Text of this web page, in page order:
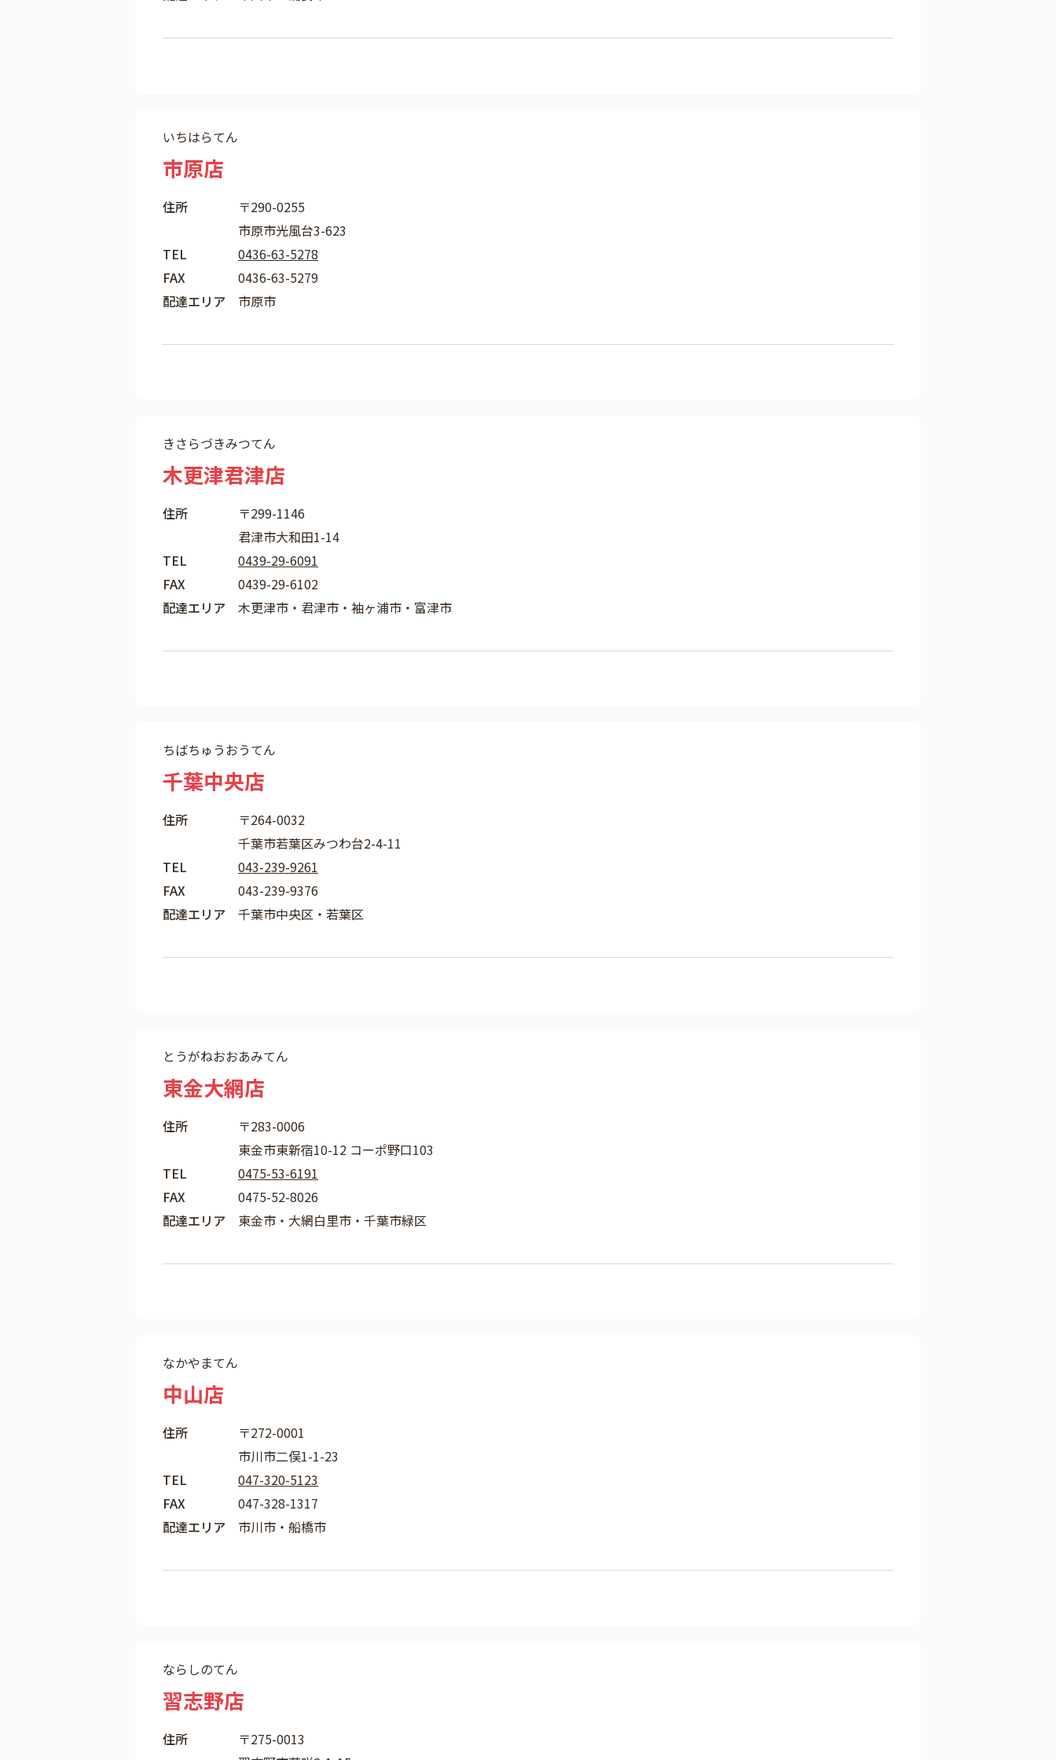
いちはらてん
市原店
住所
〒290-0255
市原市光風台3-623
TEL
0436-63-5278
FAX
0436-63-5279
配達エリア
市原市
きさらづきみつてん
木更津君津店
住所
〒299-1146
君津市大和田1-14
TEL
0439-29-6091
FAX
0439-29-6102
配達エリア
木更津市・君津市・袖ヶ浦市・富津市
ちばちゅうおうてん
千葉中央店
住所
〒264-0032
千葉市若葉区みつわ台2-4-11
TEL
043-239-9261
FAX
043-239-9376
配達エリア
千葉市中央区・若葉区
とうがねおおあみてん
東金大網店
住所
〒283-0006
東金市東新宿10-12 コーポ野口103
TEL
0475-53-6191
FAX
0475-52-8026
配達エリア
東金市・大網白里市・千葉市緑区
なかやまてん
中山店
住所
〒272-0001
市川市二俣1-1-23
TEL
047-320-5123
FAX
047-328-1317
配達エリア
市川市・船橋市
ならしのてん
習志野店
住所
〒275-0013